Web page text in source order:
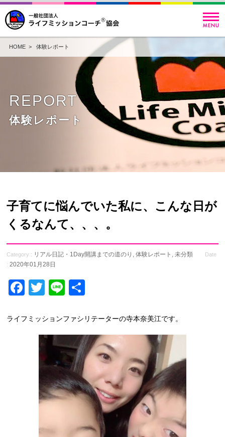
HOME> 体験レポート
REPORT
体験レポート
子育てに悩んでいた私に、こんな日が
くるなんて、、、。
Category : リアル日記・1Day開講までの道のり ,体験レポート ,未分類
Date
: 2020年01月28日
Facebook
Twitter
Line
ライフミッションファシリテーターの寺本奈美江です。